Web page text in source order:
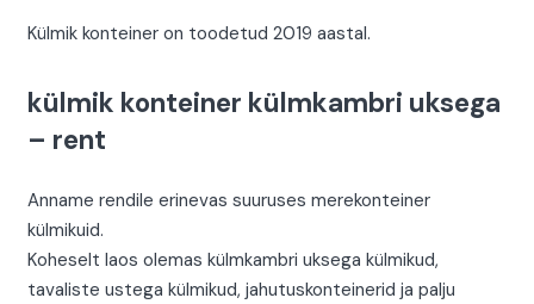
Külmik konteiner on toodetud 2019 aastal.
külmik konteiner külmkambri uksega
– rent
Anname rendile erinevas suuruses merekonteiner
külmikuid.
Koheselt laos olemas külmkambri uksega külmikud,
tavaliste ustega külmikud, jahutuskonteinerid ja palju